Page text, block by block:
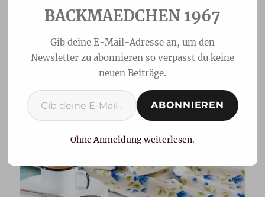
Schnelle Quarkbrötchen
BACKMAEDCHEN 1967
Gib deine E-Mail-Adresse an, um den
Newsletter zu abonnieren so verpasst du keine
neuen Beiträge.
Gib deine E-Mail-Adresse ein ...
ABONNIEREN
Ohne Anmeldung weiterlesen.